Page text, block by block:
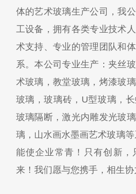
体的艺术玻璃生产公司，我
工设备，拥有各类专业技术
术支持、专业的管理团队和
系。本公司专业生产：夹丝
术玻璃，教堂玻璃，烤漆玻
玻璃，玻璃砖，U型玻璃，
玻璃隔断，激光内雕发光玻
璃，山水画水墨画艺术玻璃
能使企业常青！只有创新，
来！我们愿与您携手，相生协